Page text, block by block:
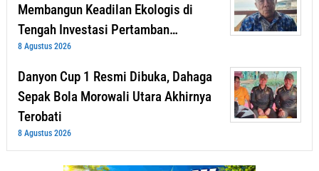
Membangun Keadilan Ekologis di
Tengah Investasi Pertamban…
8 Agustus 2026
Danyon Cup 1 Resmi Dibuka, Dahaga
Sepak Bola Morowali Utara Akhirnya
Terobati
8 Agustus 2026